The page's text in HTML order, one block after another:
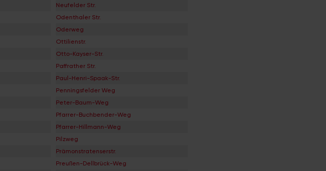
Neufelder Str.
Odenthaler Str.
Oderweg
Ottilienstr.
Otto-Kayser-Str.
Paffrather Str.
Paul-Henri-Spaak-Str.
Penningsfelder Weg
Peter-Baum-Weg
Pfarrer-Buchbender-Weg
Pfarrer-Hillmann-Weg
Pilzweg
Prämonstratenserstr.
Preußen-Dellbrück-Weg